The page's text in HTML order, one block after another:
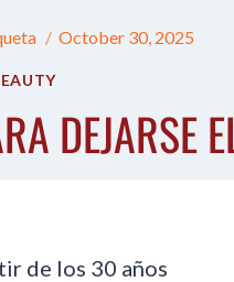
October 30, 2025
DEJARSE
de los 30 años